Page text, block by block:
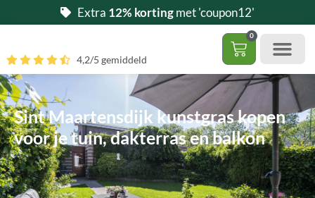
naar
inhoud
Extra 12% kortingmet 'coupon12'
0
4,2/5 gemiddeld
Sint Maartensdijk kunstgras kopen
voor je tuin, dakterras en balkon